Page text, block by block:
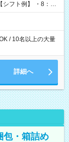
/ 10名以上の大量
詳細へ
包・箱詰め